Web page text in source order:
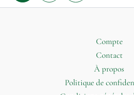
Compte
Contact
À propos
Politique de